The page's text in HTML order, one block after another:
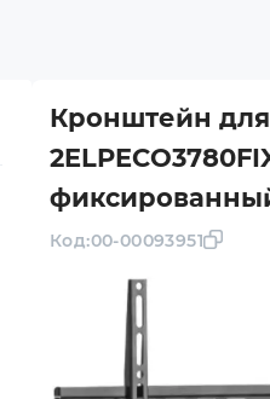
Кронштейн для
Код:00-00093951